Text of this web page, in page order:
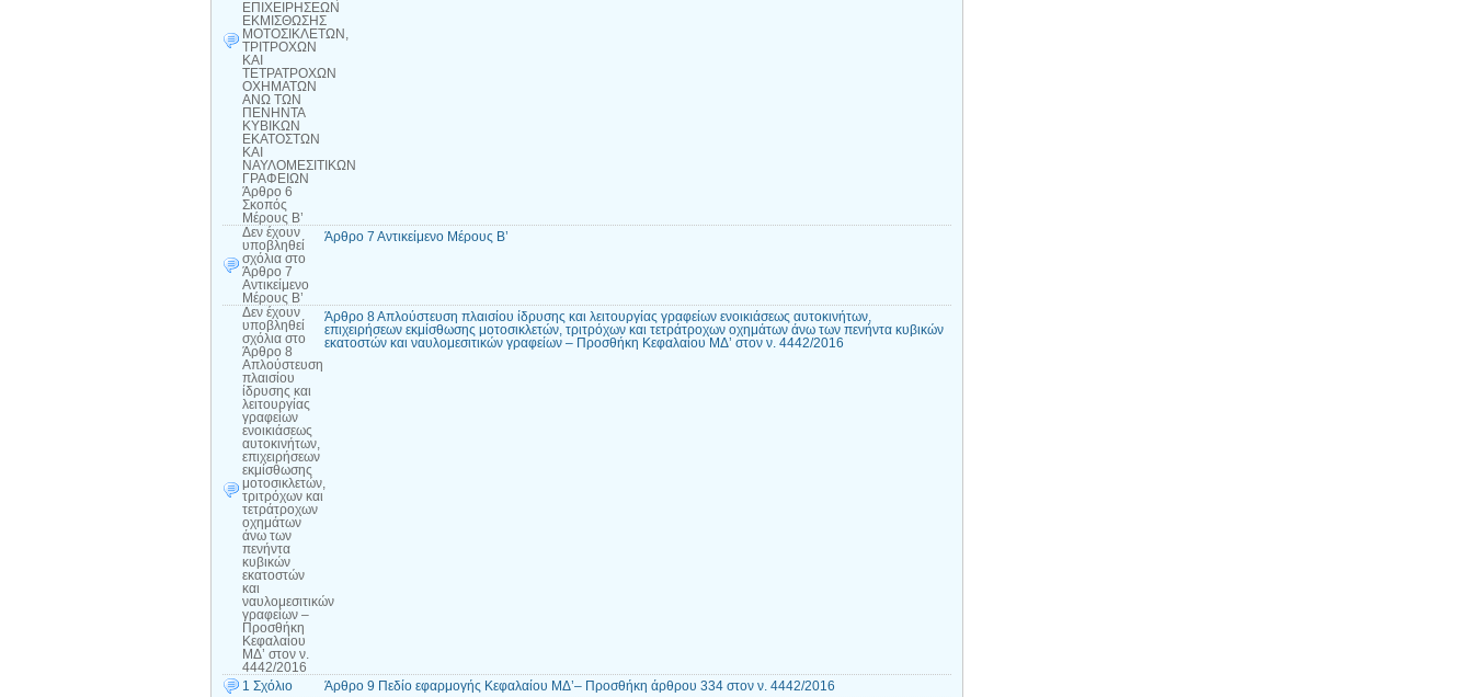
ΕΠΙΧΕΙΡΗΣΕΩΝ
ΕΚΜΙΣΘΩΣΗΣ
ΜΟΤΟΣΙΚΛΕΤΩΝ,
ΤΡΙΤΡΟΧΩΝ
ΚΑΙ
ΤΕΤΡΑΤΡΟΧΩΝ
ΟΧΗΜΑΤΩΝ
ΑΝΩ ΤΩΝ
ΠΕΝΗΝΤΑ
ΚΥΒΙΚΩΝ
ΕΚΑΤΟΣΤΩΝ
ΚΑΙ
ΝΑΥΛΟΜΕΣΙΤΙΚΩΝ
ΓΡΑΦΕΙΩΝ
Άρθρο 6
Σκοπός
Μέρους Β’
Δεν έχουν
υποβληθεί
σχόλια στο
Άρθρο 7
Αντικείμενο
Μέρους Β’
Άρθρο 7 Αντικείμενο Μέρους Β’
Δεν έχουν
υποβληθεί
σχόλια στο
Άρθρο 8
Απλούστευση
πλαισίου
ίδρυσης και
λειτουργίας
γραφείων
ενοικιάσεως
αυτοκινήτων,
επιχειρήσεων
εκμίσθωσης
μοτοσικλετών,
τριτρόχων και
τετράτροχων
οχημάτων
άνω των
πενήντα
κυβικών
εκατοστών
και
ναυλομεσιτικών
γραφείων –
Προσθήκη
Κεφαλαίου
ΜΔ’ στον ν.
4442/2016
Άρθρο 8 Απλούστευση πλαισίου ίδρυσης και λειτουργίας γραφείων ενοικιάσεως αυτοκινήτων,
επιχειρήσεων εκμίσθωσης μοτοσικλετών, τριτρόχων και τετράτροχων οχημάτων άνω των πενήντα κυβικών
εκατοστών και ναυλομεσιτικών γραφείων – Προσθήκη Κεφαλαίου ΜΔ’ στον ν. 4442/2016
1 Σχόλιο
Άρθρο 9 Πεδίο εφαρμογής Κεφαλαίου ΜΔ’– Προσθήκη άρθρου 334 στον ν. 4442/2016